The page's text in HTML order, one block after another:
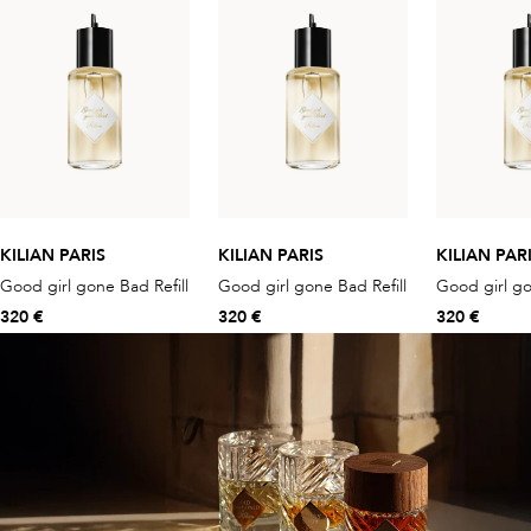
KILIAN PARIS
Good girl gone Bad Refill
320 €
KILIAN PARIS
Good girl gone Bad Refill
320 €
KILIAN
Good girl
320 €